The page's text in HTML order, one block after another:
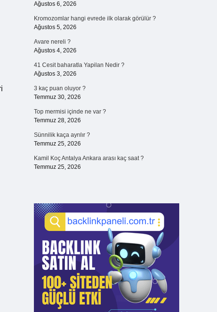
Ağustos 6, 2026
Kromozomlar hangi evrede ilk olarak görülür ?
Ağustos 5, 2026
Avare nereli ?
Ağustos 4, 2026
41 Cesit baharatla Yapilan Nedir ?
Ağustos 3, 2026
3 kaç puan oluyor ?
Temmuz 30, 2026
Top mermisi içinde ne var ?
Temmuz 28, 2026
Sünnilik kaça ayrılır ?
Temmuz 25, 2026
Kamil Koç Antalya Ankara arası kaç saat ?
Temmuz 25, 2026